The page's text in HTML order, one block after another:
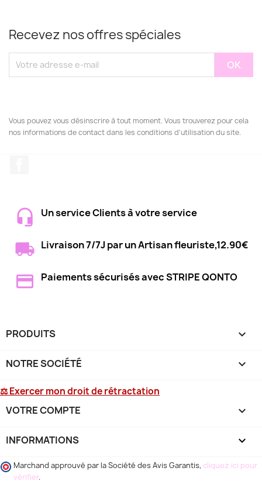
Recevez nos offres spéciales
Vous pouvez vous désinscrire à tout moment. Vous trouverez pour cela
nos informations de contact dans les conditions d'utilisation du site.
Un service Clients à votre service
Livraison 7/7J par un Artisan fleuriste,12.90€
Paiements sécurisés avec STRIPE QONTO
PRODUITS 
NOTRE SOCIÉTÉ 
⚖ Exercer mon droit de rétractation
VOTRE COMPTE 
INFORMATIONS keyboard_arrow_down
Marchand approuvé par la Société des Avis Garantis, cliquez ici pour
vérifier.